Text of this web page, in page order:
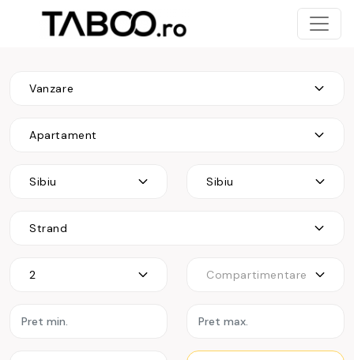
Vanzare
Apartament
Sibiu Sibiu
Strand
2 Compartimentare